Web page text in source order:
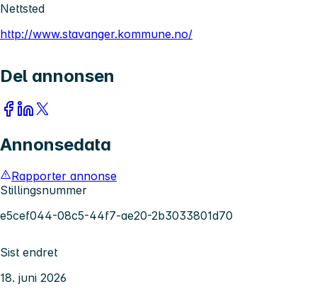
Nettsted
http://www.stavanger.kommune.no/
Del annonsen
Annonsedata
Rapporter annonse
Stillingsnummer
e5cef044-08c5-44f7-ae20-2b3033801d70
Sist endret
18. juni 2026